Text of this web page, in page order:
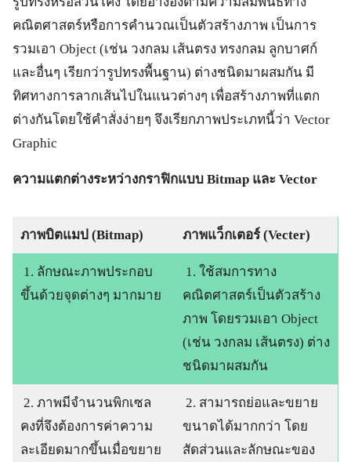
คณิตศาสตร์หรือการคำนวณเป็นตัวสร้างภาพ เป็นการ
รวมเอา Object (เช่น วงกลม เส้นตรง ทรงกลม ลูกบาศก์
และอื่นๆ เรียกว่ารูปทรงพื้นฐาน) ต่างชนิดมาผสมกัน มี
ทิศทางการลากเส้นไปในแนวต่างๆ เพื่อสร้างภาพที่แตก
ต่างกันโดยใช้คำสั่งง่ายๆ จึงเรียกภาพประเภทนี้ว่า Vector
Graphic
ความแตกต่างระหว่างกราฟิกแบบ Bitmap และ Vector
ภาพบิตแมป (Bitmap) ภาพแว็กเตอร์ (Vecter)
1. ลักษณะภาพประกอบ
ขึ้นด้วยจุดต่างๆ มากมาย
1. ใช้สมการทาง
คณิตศาสตร์เป็นตัวสร้าง
ภาพ โดยรวมเอา Object
(เช่น วงกลม เส้นตรง) ต่าง
ชนิดมาผสมกัน
2. ภาพมีจำนวนพิกเซล
คงที่จึงต้องการค่าความ
ละเอียดมากขึ้นเมื่อขยาย
2. สามารถย่อและขยาย
ขนาดได้มากกว่า โดย
สัดส่วนและลักษณะของ